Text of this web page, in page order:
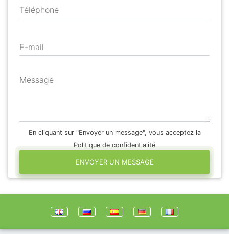
Téléphone
E-mail
Message
En cliquant sur "Envoyer un message", vous acceptez la
Politique de confidentialité
ENVOYER UN MESSAGE